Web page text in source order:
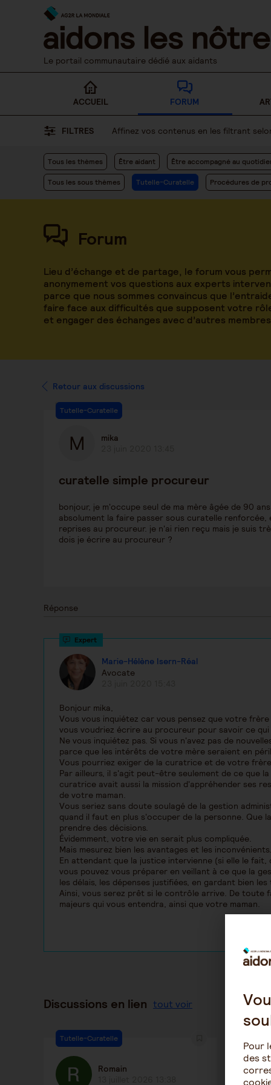
Le portail communautaire dédié aux aidants
ACCUEIL FORUM
FILTRES Affinez vos contenus en les filtrant
Tous les thèmes Être aidant Être accompagné au
Tous les sous thèmes Tutelle-Curatelle Procédures de
Forum
Lieu d’échange et de partage, le forum vous
anonymement vos questions aux experts
parce que nous sommes convaincus que
faire face aux difficultés que supposent votre
et engager des échanges avec d’autres
Retour aux discussions
Tutelle-Curatelle
mika
curatelle simple procureur
bonjour, je m'occupe seul de ma mère âgée de 90
absolument la faire passer sous curatelle
reprises au procureur. je n'ai rien reçu mais je suis
dois je écrire au procureur ?
Réponse
Marie-Hélène Isern-Réal
Avocate
Bonjour mika,
Vous vous inquiétez car vous pensez que votre
vous voudriez écrire au procureur pour savoir ce
Ne vous inquiétez pas. Si vous n'avez pas de
parce que les intérêts de votre mère seraient en
Vous pourriez exiger de la curatrice et de votre
Par ailleurs, il s'agit peut-être seulement de ce que
curatrice avait aussi la mission d'appréhender ses
de votre maman.
Vous seriez sans doute soulagé de la gestion
quand il faut en plus s'occuper de la personne.
prendre des décisions.
Évidemment, votre vie en serait plus compliquée.
Mais mesurez bien les avantages et les inconvénients.
En attendant que la justice intervienne (si elle le
vous pouvez vous préparer en veillant à ce que la
les délais, les dépenses justifiées, en gardant bien
Ainsi, vous serez prêt si le contrôle arrive. De toute
majeurs qui vous entendra, ainsi que votre maman.
Discussions en lien tout voir
Tutelle-Curatelle
Romain
Pour
des